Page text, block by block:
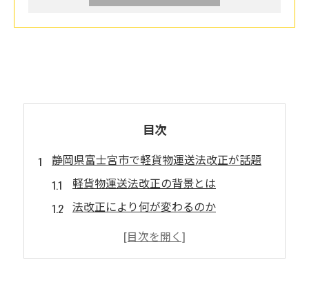
目次
静岡県富士宮市で軽貨物運送法改正が話題
軽貨物運送法改正の背景とは
法改正により何が変わるのか
新たな規制の内容とその影響